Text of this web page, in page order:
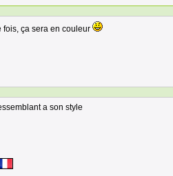
fois, ça sera en couleur
a son style